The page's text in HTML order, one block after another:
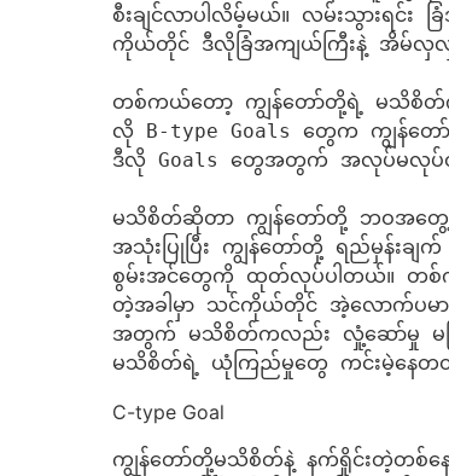
စီးချင်လာပါလိမ့်မယ်။ လမ်းသွားရင်
ကိုယ်တိုင် ဒီလိုခြံအကျယ်ကြီးနဲ့ အိမ်လှလှ
တစ်ကယ်တော့ ကျွန်တော်တို့ရဲ့ မသိစိတ်က
လို B-type Goals တွေက ကျွန်
ဒီလို Goals တွေအတွက် အလုပ်မလုပ်တ
မသိစိတ်ဆိုတာ ကျွန်တော်တို့ ဘဝအတွ
အသုံးပြုပြီး ကျွန်တော်တို့ ရည်မှန်းခ
စွမ်းအင်တွေကို ထုတ်လုပ်ပါတယ်။ တ
တဲ့အခါမှာ သင်ကိုယ်တိုင် အဲ့လောက်ပ
အတွက် မသိစိတ်ကလည်း လှုံ့ဆော်မှု မဖြ
မသိစိတ်ရဲ့ ယုံကြည်မှုတွေ ကင်းမဲ့နေတ
C-type Goal
ကျွန်တော်တို့မသိစိတ်နဲ့ နက်ရှိုင်းတဲ့တစ်န